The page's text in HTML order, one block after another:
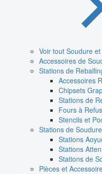
Voir tout Soudure
Accessoires de
Stations de
Accessoires
Chipsets
Stations de
Fours à
Stencils et
Stations de Soudure
Stations
Stations
Stations de
Pièces et